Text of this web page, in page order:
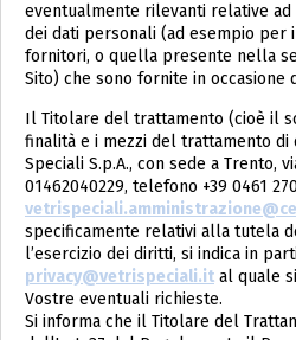
eventualmente rilevanti relative
dei dati personali (ad esempio per
fornitori, o quella presente nella
Sito) che sono fornite in occasione
Il Titolare del trattamento (cioè il
finalità e i mezzi del trattamento di
Speciali S.p.A., con sede a Trento,
01462040229, telefono +39 0461
specificamente relativi alla tutela
l’esercizio dei diritti, si indica in
privacy@vetrispeciali.it al quale
Vostre eventuali richieste.
Si informa che il Titolare del